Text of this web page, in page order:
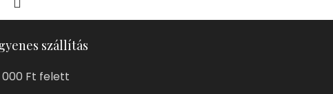
szállítás
000 Ft felett